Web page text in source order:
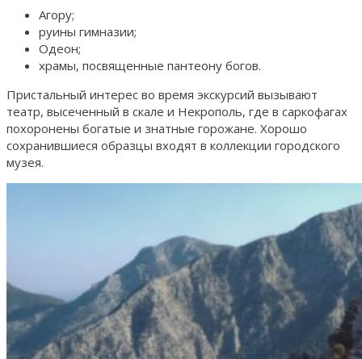
Агору;
руины гимназии;
Одеон;
храмы, посвященные пантеону богов.
Пристальный интерес во время экскурсий вызывают
театр, высеченный в скале и Некрополь, где в саркофагах
похоронены богатые и знатные горожане. Хорошо
сохранившиеся образцы входят в коллекции городского
музея.